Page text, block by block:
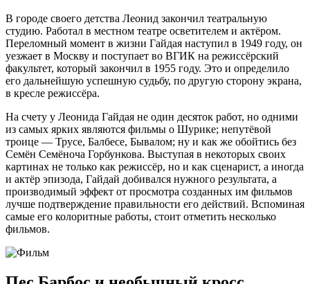
В городе своего детства Леонид закончил театральную
студию. Работал в местном театре осветителем и актёром.
Переломный момент в жизни Гайдая наступил в 1949 году, он
уезжает в Москву и поступает во ВГИК на режиссёрский
факультет, который закончил в 1955 году. Это и определило
его дальнейшую успешную судьбу, по другую сторону экрана,
в кресле режиссёра.
На счету у Леонида Гайдая не один десяток работ, но одними
из самых ярких являются фильмы о Шурике; непутёвой
троице — Трусе, Балбесе, Бывалом; ну и как же обойтись без
Семён Семёноча Горбункова. Выступая в некоторых своих
картинах не только как режиссёр, но и как сценарист, а иногда
и актёр эпизода, Гайдай добивался нужного результата, а
производимый эффект от просмотра созданных им фильмов
лучше подтверждение правильности его действий. Вспоминая
самые его колоритные работы, стоит отметить несколько
фильмов.